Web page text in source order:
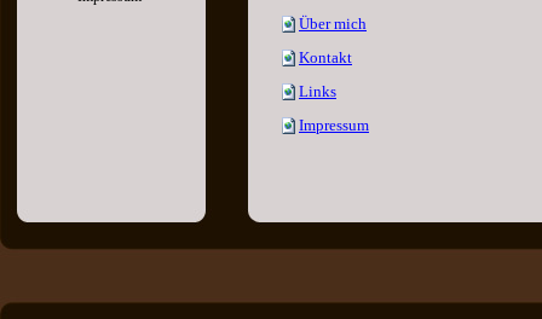
Über mich
Kontakt
Links
Impressum